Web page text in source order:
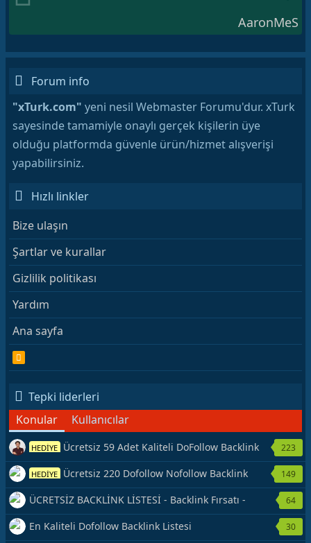
AaronMeS
Forum info
"xTurk.com" yeni nesil Webmaster Forumu'dur. xTurk
sayesinde tamamiyle onaylı gerçek kişilerin üye
olduğu platformda güvenle ürün/hizmet alışverişi
yapabilirsiniz.
Hızlı linkler
Bize ulaşın
Şartlar ve kurallar
Gizlilik politikası
Yardım
Ana sayfa
S
Tepki liderleri
Konular
Kullanıcılar
HEDİYE Ücretsiz 59 Adet Kaliteli DoFollow Backlink
Kaynağı Veriyorum.
223
HEDİYE Ücretsiz 220 Dofollow Nofollow Backlink
Veriyorum
149
ÜCRETSİZ BACKLİNK LİSTESİ - Backlink Fırsatı -
Hemen Yetiş!
64
En Kaliteli Dofollow Backlink Listesi 30